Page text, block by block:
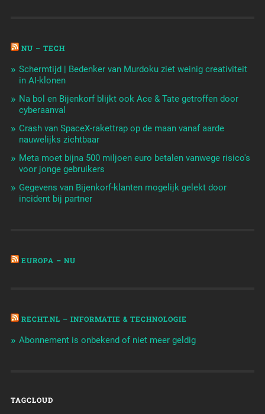
NU – TECH
Schermtijd | Bedenker van Murdoku ziet weinig creativiteit
in AI-klonen
Na bol en Bijenkorf blijkt ook Ace & Tate getroffen door
cyberaanval
Crash van SpaceX-rakettrap op de maan vanaf aarde
nauwelijks zichtbaar
Meta moet bijna 500 miljoen euro betalen vanwege risico's
voor jonge gebruikers
Gegevens van Bijenkorf-klanten mogelijk gelekt door
incident bij partner
EUROPA – NU
RECHT.NL – INFORMATIE & TECHNOLOGIE
Abonnement is onbekend of niet meer geldig
TAGCLOUD